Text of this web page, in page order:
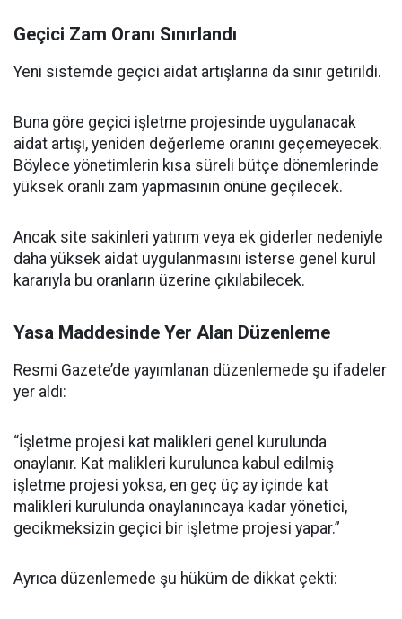
Geçici Zam Oranı Sınırlandı
Yeni sistemde geçici aidat artışlarına da sınır getirildi.
Buna göre geçici işletme projesinde uygulanacak
aidat artışı, yeniden değerleme oranını geçemeyecek.
Böylece yönetimlerin kısa süreli bütçe dönemlerinde
yüksek oranlı zam yapmasının önüne geçilecek.
Ancak site sakinleri yatırım veya ek giderler nedeniyle
daha yüksek aidat uygulanmasını isterse genel kurul
kararıyla bu oranların üzerine çıkılabilecek.
Yasa Maddesinde Yer Alan Düzenleme
Resmi Gazete’de yayımlanan düzenlemede şu ifadeler
yer aldı:
“İşletme projesi kat malikleri genel kurulunda
onaylanır. Kat malikleri kurulunca kabul edilmiş
işletme projesi yoksa, en geç üç ay içinde kat
malikleri kurulunda onaylanıncaya kadar yönetici,
gecikmeksizin geçici bir işletme projesi yapar.”
Ayrıca düzenlemede şu hüküm de dikkat çekti: